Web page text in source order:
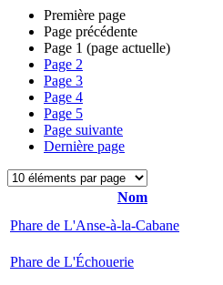
Première page
Page précédente
Page 1 (page actuelle)
Page 2
Page 3
Page 4
Page 5
Page suivante
Dernière page
Nom
Phare de L'Anse-à-la-Cabane
Phare de L'Échouerie